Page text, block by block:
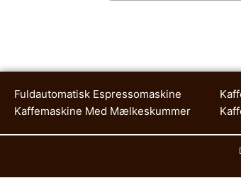
Fuldautomatisk Espressomaskine
Kaffemaskine Med Mælkeskummer